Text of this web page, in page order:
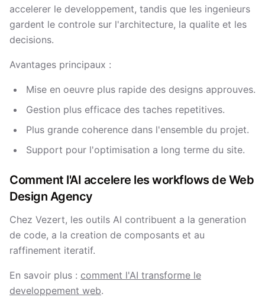
accelerer le developpement, tandis que les ingenieurs
gardent le controle sur l'architecture, la qualite et les
decisions.
Avantages principaux :
Mise en oeuvre plus rapide des designs approuves.
Gestion plus efficace des taches repetitives.
Plus grande coherence dans l'ensemble du projet.
Support pour l'optimisation a long terme du site.
Comment l'AI accelere les workflows de Web
Design Agency
Chez Vezert, les outils AI contribuent a la generation
de code, a la creation de composants et au
raffinement iteratif.
En savoir plus : comment l'AI transforme le
developpement web.